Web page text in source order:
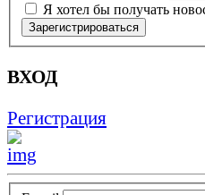
Я хотел бы получать
ВХОД
Регистрация